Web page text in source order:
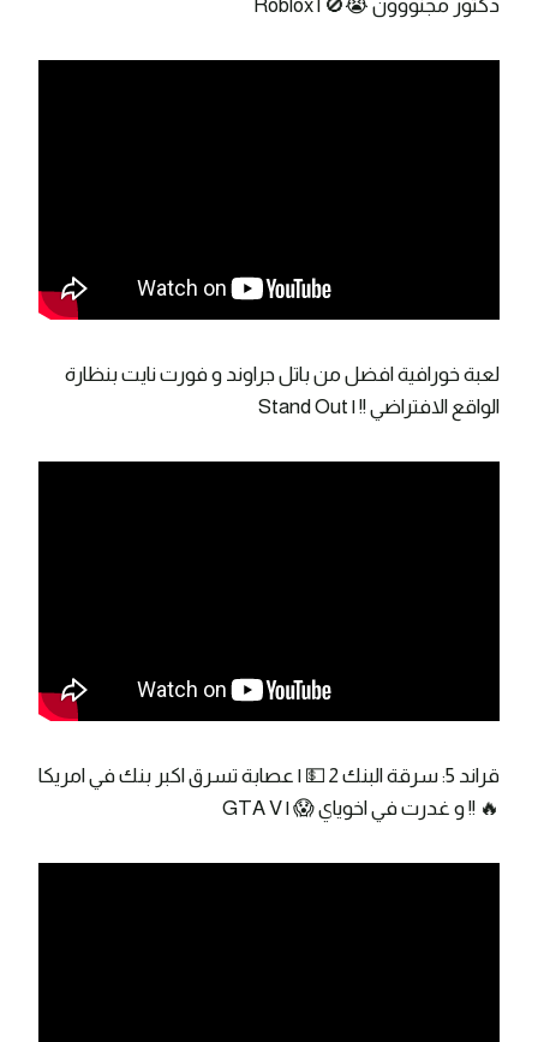
دكتور مجنووون 😭🚫 | Roblox
لعبة خورافية افضل من باتل جراوند و فورت نايت بنظارة
الواقع الافتراضي !! | Stand Out
قراند 5: سرقة البنك 2 💵 | عصابة تسرق اكبر بنك في امريكا
🔥 !! و غدرت في اخوياي 😱 | GTA V